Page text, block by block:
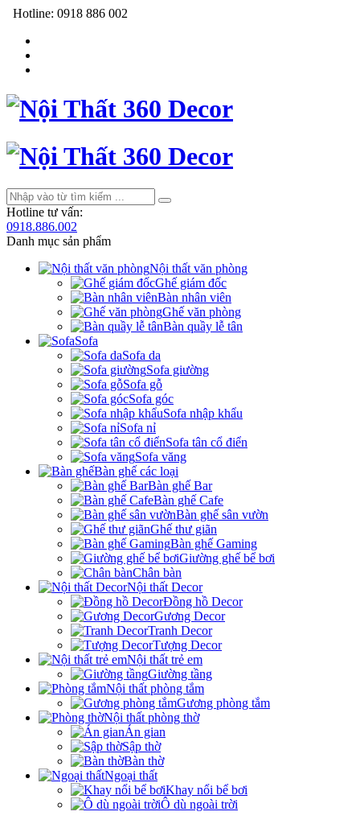
Hotline: 0918 886 002
Hotline tư vấn:
0918.886.002
Danh mục sản phẩm
Nội thất văn phòng
Ghế giám đốc
Bàn nhân viên
Ghế văn phòng
Bàn quầy lễ tân
Sofa
Sofa da
Sofa giường
Sofa gỗ
Sofa góc
Sofa nhập khẩu
Sofa nỉ
Sofa tân cổ điển
Sofa văng
Bàn ghế các loại
Bàn ghế Bar
Bàn ghế Cafe
Bàn ghế sân vườn
Ghế thư giãn
Bàn ghế Gaming
Giường ghế bể bơi
Chân bàn
Nội thất Decor
Đồng hồ Decor
Gương Decor
Tranh Decor
Tượng Decor
Nội thất trẻ em
Giường tầng
Nội thất phòng tắm
Gương phòng tắm
Nội thất phòng thờ
Án gian
Sập thờ
Bàn thờ
Ngoại thất
Khay nổi bể bơi
Ô dù ngoài trời